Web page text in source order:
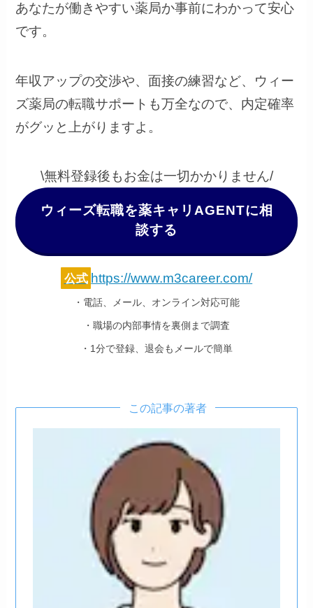
あなたが働きやすい薬局か事前にわかって安心
です。
年収アップの交渉や、面接の練習など、ウィー
ズ薬局の転職サポートも万全なので、内定確率
がグッと上がりますよ。
\無料登録後もお金は一切かかりません/
ウィーズ転職を薬キャリAGENTに相
談する
公式 https://www.m3career.com/
・電話、メール、オンライン対応可能
・職場の内部事情を裏側まで調査
・1分で登録、退会もメールで簡単
この記事の著者